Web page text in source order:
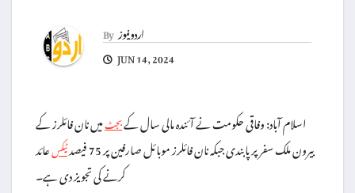
Byاردو نیوز
JUN 14, 2024
اسلام آباد: وفاقی حکومت نے آئندہ مالی سال کےبجٹمیں نان فائلرز کے
بیرون ملک سفر پر پابندی جبکہ نان فائلرز موبائل صارفین پر 75 فیصد
ٹیکسعائد
کرنے کی تجویز دی ہے۔